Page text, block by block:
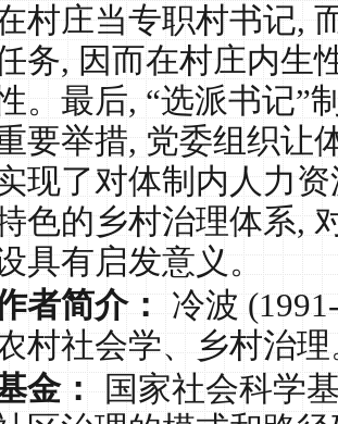
村庄当专职村书记,
务,因而在村庄内生
。最后,“选派书记”
要举措,党委组织让
现了对体制内人力
色的乡村治理体系,
具有启发意义。
者简介： 冷波
村社会学、乡村治理
金： 国家社会科学